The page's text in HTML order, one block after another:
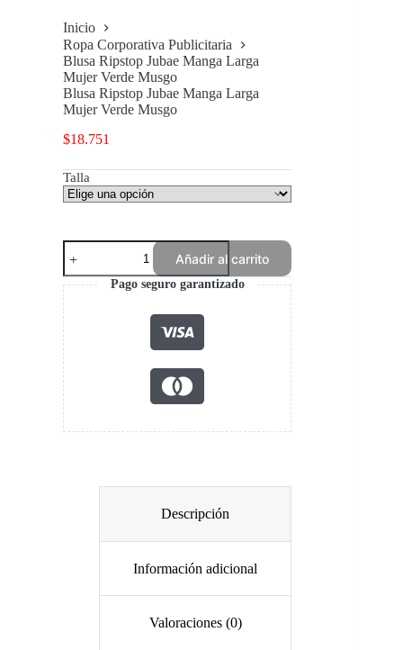
Inicio
Ropa Corporativa Publicitaria
Blusa Ripstop Jubae Manga Larga
Mujer Verde Musgo
Blusa Ripstop Jubae Manga Larga
Mujer Verde Musgo
$18.751
Talla
Blusa
Ripstop
Jubae
Manga
Larga
Mujer
Verde
Musgo
cantidad
Añadir al carrito
Pago seguro garantizado
Descripción
Información adicional
Valoraciones (0)